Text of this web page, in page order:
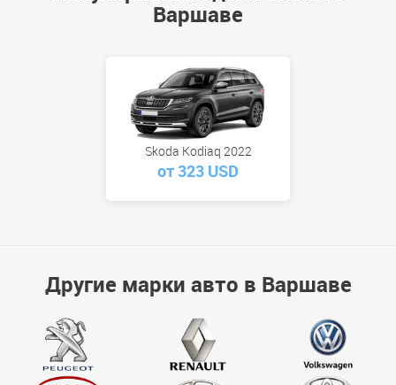
Варшаве
Skoda Kodiaq 2022
от 323 USD
Другие марки авто в Варшаве